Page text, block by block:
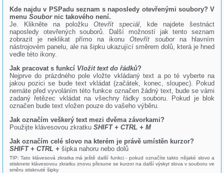
Kde najdu v PSPadu seznam s naposledy otevřenými soubory? V
menu Soubornic takového není.
Je. Klikněte na položku Otevřít speciál, kde najdete šestnáct
naposledy otevřených souborů. Další možností jak tento seznam
zobrazit je neklikat přímo na ikonuOtevřít souborna hlavním
nástrojovém panelu, ale na šipku ukazující směrem dolů, která je hned
vedle této ikony.
Jak pracovat s funkcí Vložit text do řádků?
Nejprve do prázdného pole vložte vkládaný text a po té vyberte na
jakou pozici se bude text vkládat (začátek, konec, sloupec). Pokud
nemáte před vyvoláním této funkce označen žádný text, bude se vámi
zadaný řetězec vkládat na všechny řádky souboru. Pokud je blok
označen bude text vložen pouze do vašeho výběru.
Jak označím veškerý text mezi dvěma závorkami?
Použijte klávesovou zkratku SHIFT + CTRL + M
Jak označím celé slovo na kterém je právě umístěn kurzor?
SHIFT + CTRL +šipka nahoru nebo dolů
TIP: Tato klávesová zkratka má ještě další funkci - pokud označíte takto nějaké slovo a
stisknete klávesovou zkratku znovu přesune se kurzor na další výskyt slova v souboru ve
směru stisknuté šipky.